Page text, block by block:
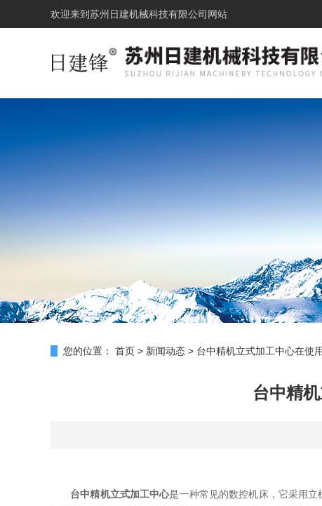
欢迎来到 苏州日建机械科技有限公司网站
您的位置： 首页 > 新闻动态 > 台中精机立式加工中心在使
台中精
台中精机立式加工中心是一种常见的数控机床，它采用